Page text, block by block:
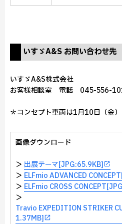
いすゞA&S お問い合わせ先
いすゞA&S株式会社
お客様相談室 電話 045-556-
＊コンセプト車両は1月10日（金）
画像ダウンロード
＞ 出展テーマ[JPG:65.9KB]
＞ ELFmio ADVANCED
＞ ELFmio CROSS
＞
Travio EXPEDITION STRIKER
1.37MB]